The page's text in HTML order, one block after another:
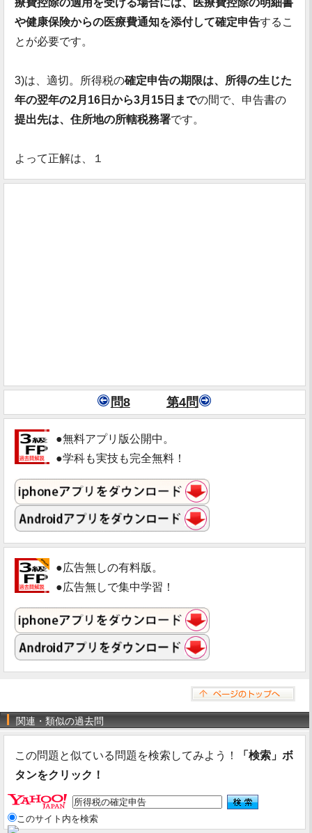
療費控除の適用を受ける場合には、医療費控除の明細書
や健康保険からの医療費通知を添付して確定申告するこ
とが必要です。
3)は、適切。所得税の確定申告の期限は、所得の生じた
年の翌年の2月16日から3月15日までの間で、申告書の
提出先は、住所地の所轄税務署です。
よって正解は、１
問8 第4問
●無料アプリ版公開中。
●学科も実技も完全無料！
●広告無しの有料版。
●広告無しで集中学習！
関連・類似の過去問
この問題と似ている問題を検索してみよう！
「検索」ボ
タンをクリック！
このサイト内を検索